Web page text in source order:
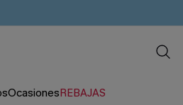
OcasionesREBAJAS